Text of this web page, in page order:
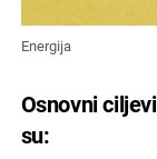
Energija
Osnovni
su: